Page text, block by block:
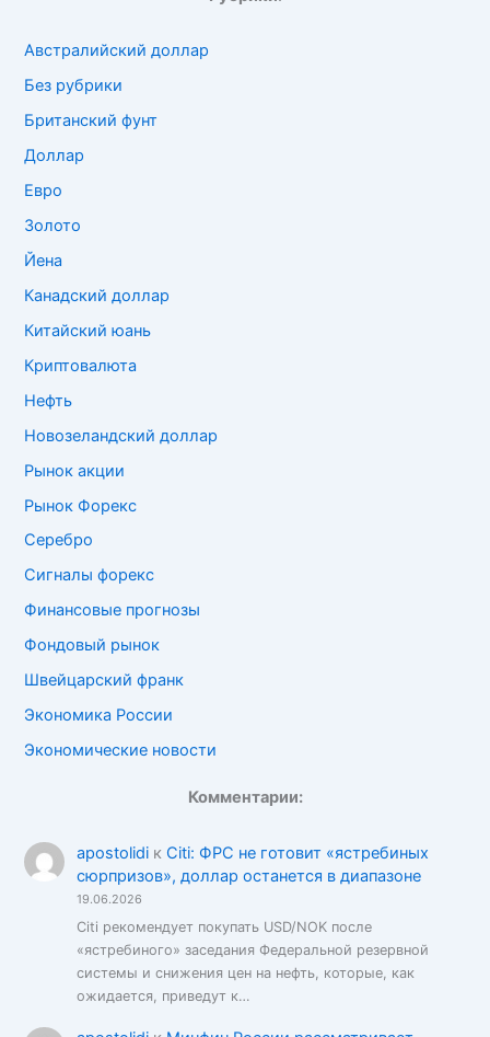
Австралийский доллар
Без рубрики
Британский фунт
Доллар
Евро
Золото
Йена
Канадский доллар
Китайский юань
Криптовалюта
Нефть
Новозеландский доллар
Рынок акции
Рынок Форекс
Серебро
Сигналы форекс
Финансовые прогнозы
Фондовый рынок
Швейцарский франк
Экономика России
Экономические новости
Комментарии:
apostolidiк Citi: ФРС не готовит «ястребиных
сюрпризов», доллар останется в диапазоне
19.06.2026
Citi рекомендует покупать USD/NOK после
«ястребиного» заседания Федеральной резервной
системы и снижения цен на нефть, которые, как
ожидается, приведут к…